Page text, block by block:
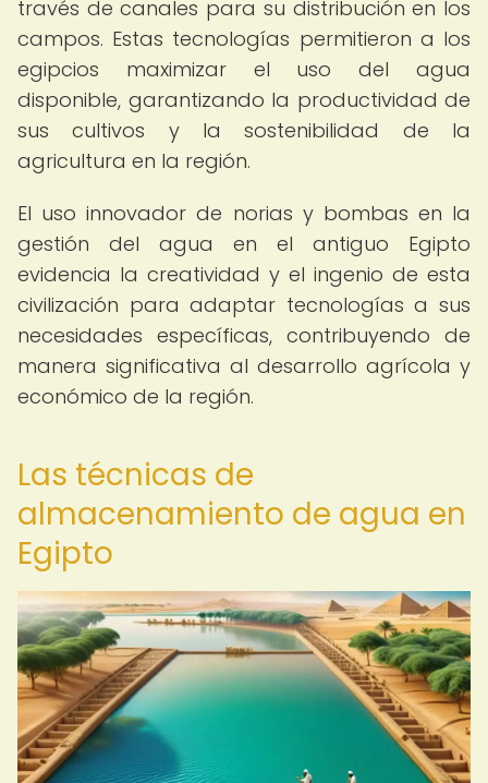
través de canales para su distribución en los
campos. Estas tecnologías permitieron a los
egipcios maximizar el uso del agua
disponible, garantizando la productividad de
sus cultivos y la sostenibilidad de la
agricultura en la región.
El uso innovador de norias y bombas en la
gestión del agua en el antiguo Egipto
evidencia la creatividad y el ingenio de esta
civilización para adaptar tecnologías a sus
necesidades específicas, contribuyendo de
manera significativa al desarrollo agrícola y
económico de la región.
Las técnicas de
almacenamiento de agua en
Egipto